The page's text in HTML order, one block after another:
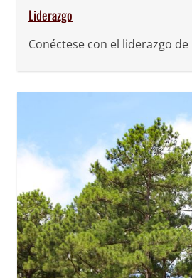
Liderazgo
Conéctese con el liderazgo